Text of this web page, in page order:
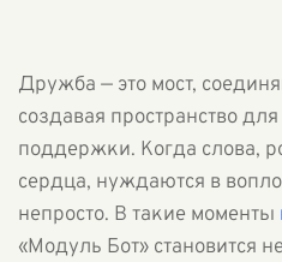
Дружба — это мост,
создавая пространство
поддержки. Когда слова,
сердца, нуждаются в
непросто. В такие моменты
«Модуль Бот» становится